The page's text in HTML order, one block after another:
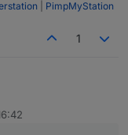
PimpMyStation
1
umstellen und